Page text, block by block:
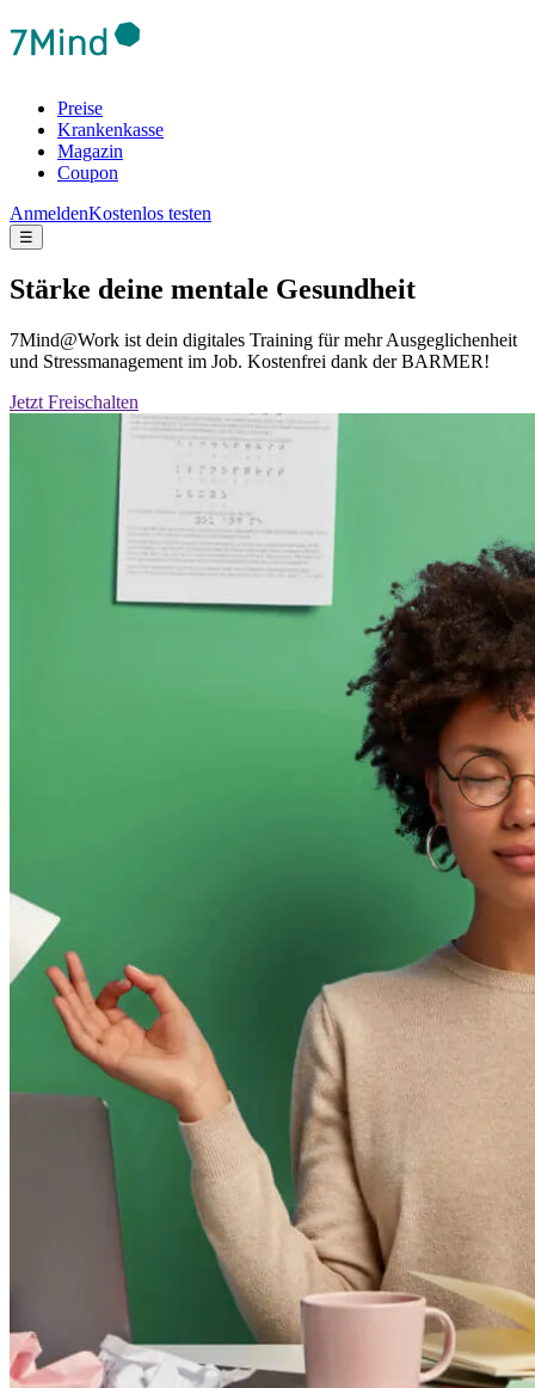
Preise
Krankenkasse
Magazin
Coupon
AnmeldenKostenlos testen
☰
Stärke deine mentale Gesundheit
7Mind@Work ist dein digitales Training für mehr Ausgeglichenheit
und Stressmanagement im Job. Kostenfrei dank der BARMER!
Jetzt Freischalten